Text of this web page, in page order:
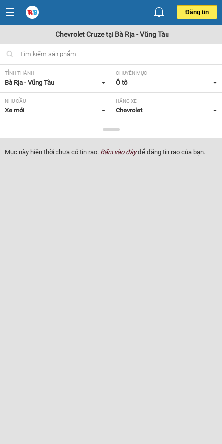
Đăng tin
Chevrolet Cruze tại Bà Rịa - Vũng Tàu
TỈNH THÀNH
Bà Rịa - Vũng Tàu
CHUYÊN MỤC
Ô tô
NHU CẦU
Xe mới
HÃNG XE
Chevrolet
Cruze
NĂM SẢN XUẤT
Tất cả
GIÁ XE XUẤT XỨ
Mục này hiện thời chưa có tin rao. Bấm vào đâyđể đăng tin rao của bạn.